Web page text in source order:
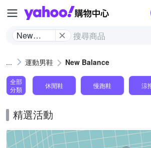
Yahoo購
New
運動男鞋 New Balance
全部
分類
休閒鞋 慢跑鞋 涼
精選活動